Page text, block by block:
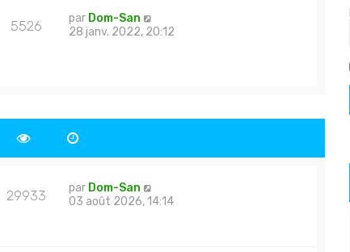
5526 par Dom-San
28 janv. 2022, 20:12
29933 par Dom-San
03 août 2026, 14:14